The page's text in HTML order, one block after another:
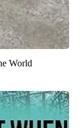
World